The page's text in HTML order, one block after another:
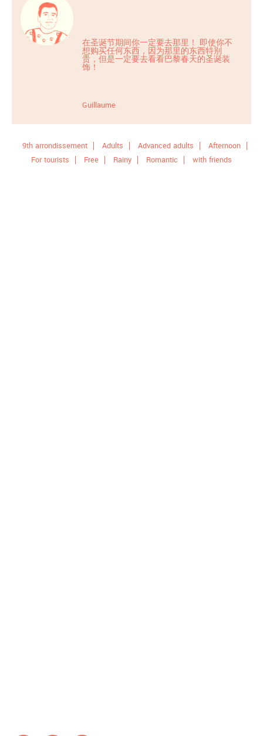
在圣诞节期间你一定要去那里！ 即使你不
想购买任何东西，因为那里的东西特别
贵，但是一定要去看看巴黎春天的圣诞装
饰！
Guillaume
9th arrondissement Adults Advanced adults
Afternoon
For tourists
Free Rainy Romantic with friends